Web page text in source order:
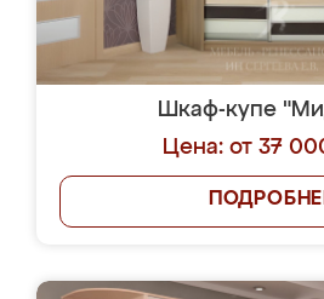
Шкаф-купе
Цена: от 37